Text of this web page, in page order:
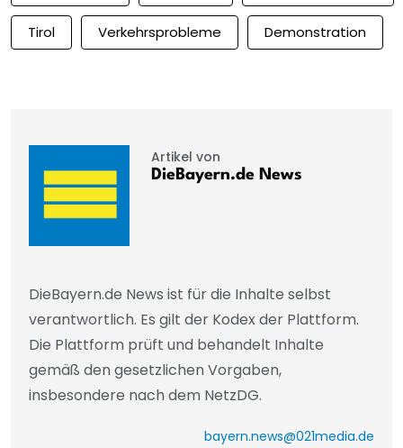
Tirol Verkehrsprobleme Demonstration
Artikel von
DieBayern.de News
DieBayern.de News ist für die Inhalte selbst
verantwortlich. Es gilt der Kodex der Plattform.
Die Plattform prüft und behandelt Inhalte
gemäß den gesetzlichen Vorgaben,
insbesondere nach dem NetzDG.
bayern.news@021media.de